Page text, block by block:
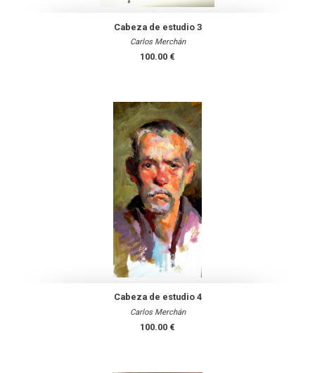
Cabeza de estudio 3
Carlos Merchán
100.00 €
Cabeza de estudio 4
Carlos Merchán
100.00 €